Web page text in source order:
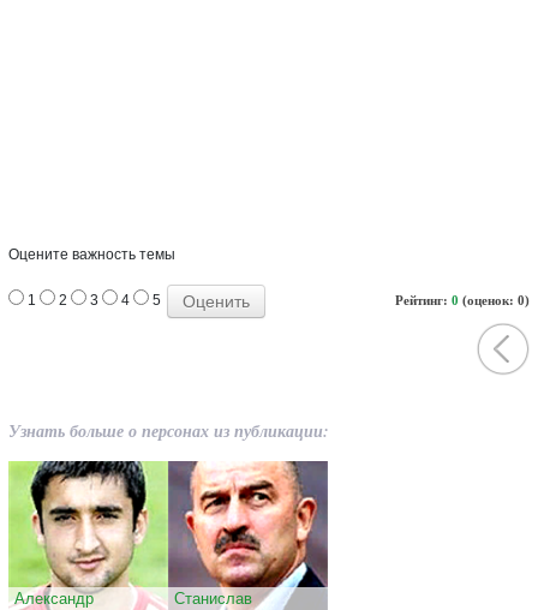
Оцените важность темы
Рейтинг: 0 (оценок: 0)
1 2 3 4 5
Узнать больше о персонах из публикации:
Александр
Станислав